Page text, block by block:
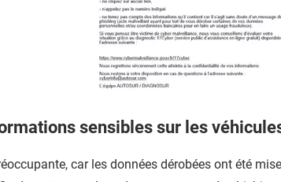
sensibles sur les véhicules
car les données dérobées ont été